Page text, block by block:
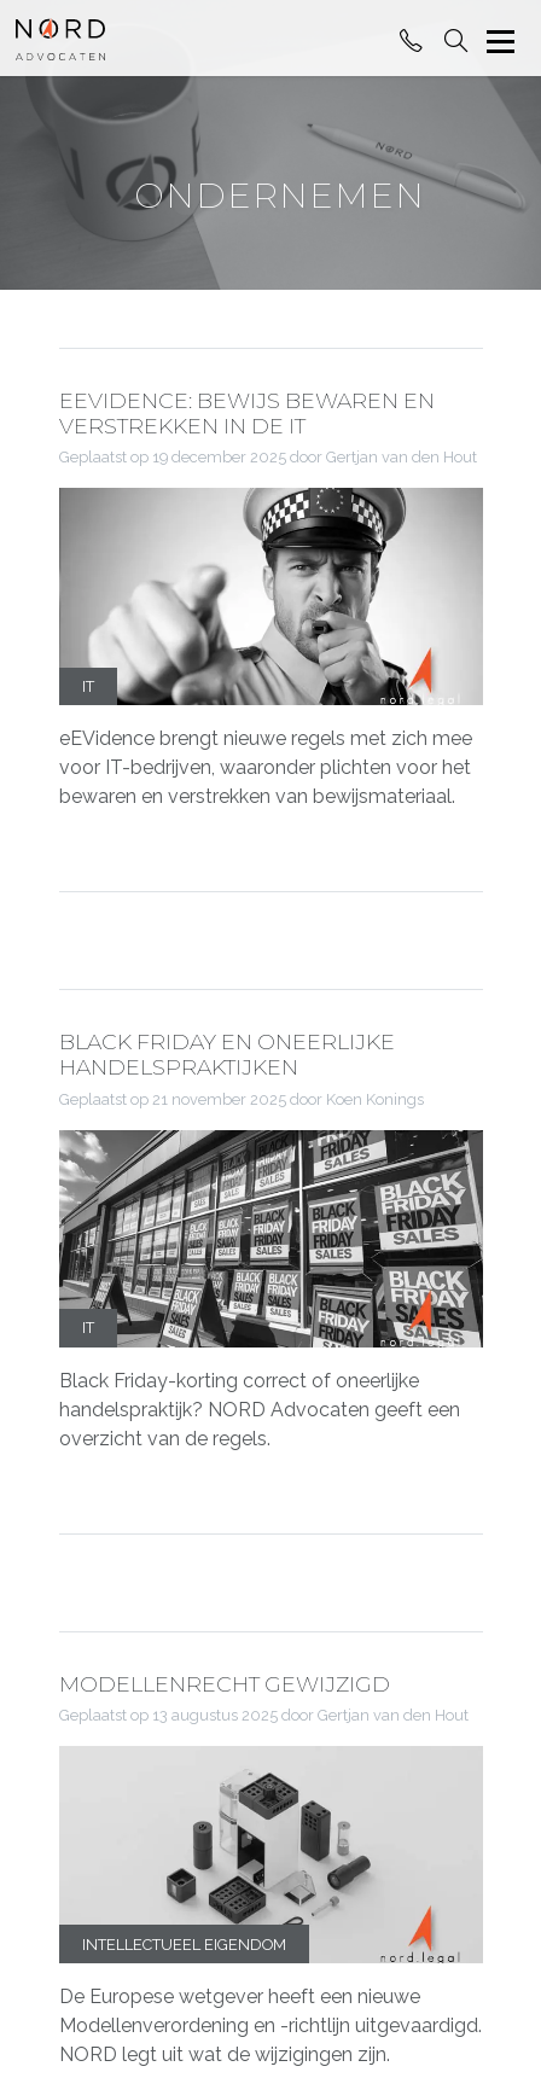
ONDERNEMEN
EEVIDENCE: BEWIJS BEWAREN EN
VERSTREKKEN IN DE IT
Geplaatst op 19 december 2025door Gertjan van den Hout
IT
eEVidence brengt nieuwe regels met zich mee
voor IT-bedrijven, waaronder plichten voor het
bewaren en verstrekken van bewijsmateriaal.
BLACK FRIDAY EN ONEERLIJKE
HANDELSPRAKTIJKEN
Geplaatst op 21 november 2025door Koen Konings
IT
Black Friday-korting correct of oneerlijke
handelspraktijk? NORD Advocaten geeft een
overzicht van de regels.
MODELLENRECHT GEWIJZIGD
Geplaatst op 13 augustus 2025door Gertjan van den Hout
INTELLECTUEEL EIGENDOM
De Europese wetgever heeft een nieuwe
Modellenverordening en -richtlijn uitgevaardigd.
NORD legt uit wat de wijzigingen zijn.